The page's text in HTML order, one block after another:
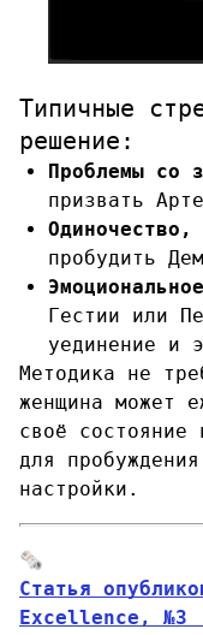
Типичные
решение:
Проблемы со
призвать
Одиночество,
пробудить
Гестии или
уединение и
Методика не
женщина может
своё состояние
для
настройки.
🗞
Статья
Excellence, №3